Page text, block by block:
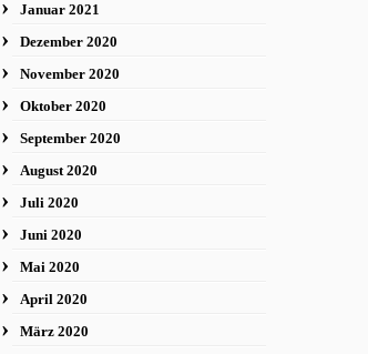
Januar 2021
Dezember 2020
November 2020
Oktober 2020
September 2020
August 2020
Juli 2020
Juni 2020
Mai 2020
April 2020
März 2020